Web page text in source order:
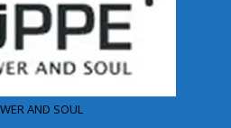
AND SOUL